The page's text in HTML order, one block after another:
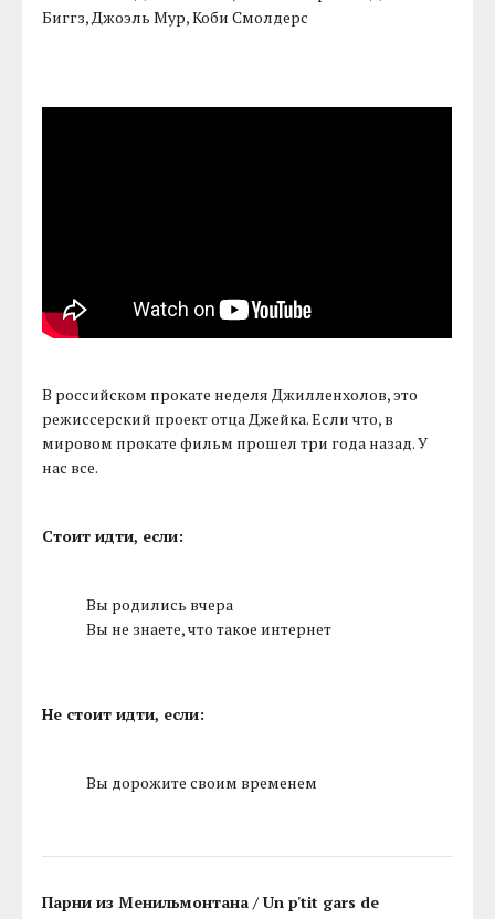
Биггз, Джоэль Мур, Коби Смолдерс
В российском прокате неделя Джилленхолов, это
режиссерский проект отца Джейка. Если что, в
мировом прокате фильм прошел три года назад. У
нас все.
Стоит идти, если:
Вы родились вчера
Вы не знаете, что такое интернет
Не стоит идти, если:
Вы дорожите своим временем
Парни из Менильмонтана / Un p'tit gars de